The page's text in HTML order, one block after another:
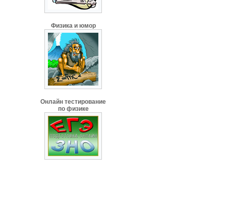
Физика и юмор
Онлайн тестирование
по физике